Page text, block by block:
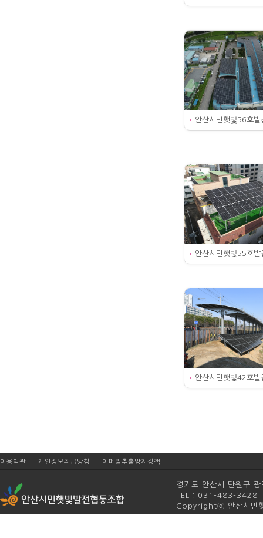
안산시민햇빛56호발
안산시민햇빛55호발
안산시민햇빛42호발
이용약관 개인정보취급방침 이메일추출방지정책
경기도 안산시 단원구
TEL : 031-483-
Copyrightⓒ 안산시민